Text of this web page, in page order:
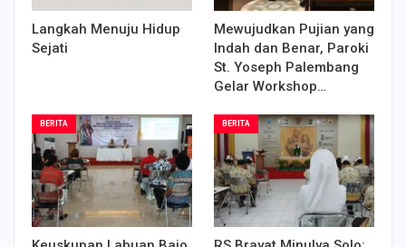
Langkah Menuju Hidup
Sejati
Mewujudkan Pujian yang
Indah dan Benar, Paroki
St. Yoseph Palembang
Gelar Workshop…
BERITA BERITA